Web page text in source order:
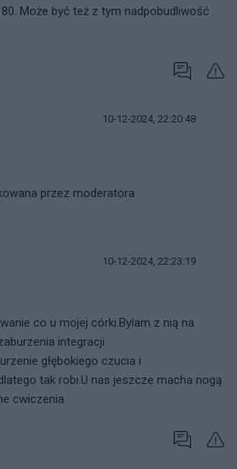
80. Może być też z tym nadpobudliwość
10-12-2024, 22:20:48
przez moderatora
10-12-2024, 22:23:19
co u mojej córki.Bylam z nią na
integracji
głębokiego czucia i
tak robi.U nas jeszcze macha nogą
cwiczenia